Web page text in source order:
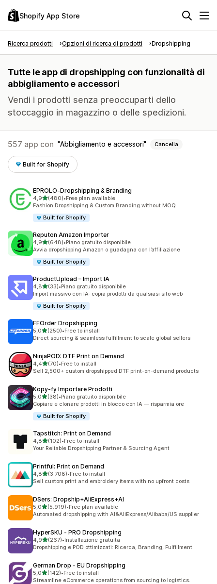
Shopify App Store
Ricerca prodotti Opzioni di ricerca di prodotti Dropshipping
Tutte le app di dropshipping con funzionalità di
abbigliamento e accessori
Vendi i prodotti senza preoccuparti dello
stoccaggio in magazzino o delle spedizioni.
557 app con Abbigliamento e accessori Cancella
Built for Shopify
EPROLO‑Dropshipping & Branding
4,9stelle su 5
(480)
480 recensioni totali
•Free plan available
Fashion Dropshipping & Custom Branding without MOQ
Built for Shopify
Reputon Amazon Importer
4,9stelle su 5
(648)
648 recensioni totali
•Piano gratuito disponibile
Avvia dropshipping Amazon o guadagna con l’affiliazione
Built for Shopify
ProductUpload – Import IA
4,8stelle su 5
(33)
33 recensioni totali
•Piano gratuito disponibile
Import massivo con IA: copia prodotti da qualsiasi sito web
Built for Shopify
FFOrder Dropshipping
5,0stelle su 5
(250)
250 recensioni totali
•Free to install
Direct sourcing & seamless fulfillment to scale global sellers
NinjaPOD: DTF Print on Demand
4,4stelle su 5
(70)
70 recensioni totali
•Free to install
Sell 2,500+ custom dropshipped DTF print-on-demand products
Kopy‑fy Importare Prodotti
5,0stelle su 5
(38)
38 recensioni totali
•Piano gratuito disponibile
Copiare e clonare prodotti in blocco con IA — risparmia ore
Built for Shopify
Tapstitch: Print on Demand
4,8stelle su 5
(102)
102 recensioni totali
•Free to install
Your Reliable Dropshipping Partner & Sourcing Agent
Printful: Print on Demand
4,8stelle su 5
(3.708)
3708 recensioni totali
•Free to install
Sell custom print and embroidery items with no upfront costs
DSers: Dropship+AliExpress+AI
5,0stelle su 5
(5.919)
5919 recensioni totali
•Free plan available
Automated dropshipping with AI&AliExpress/Alibaba/US supplier
HyperSKU ‑ PRO Dropshipping
4,9stelle su 5
(267)
267 recensioni totali
•Installazione gratuita
Dropshipping e POD ottimizzati: Ricerca, Branding, Fulfillment
German Drop ‑ EU Dropshipping
5,0stelle su 5
(142)
142 recensioni totali
•Free to install
Streamline eCommerce operations from sourcing to logistics.